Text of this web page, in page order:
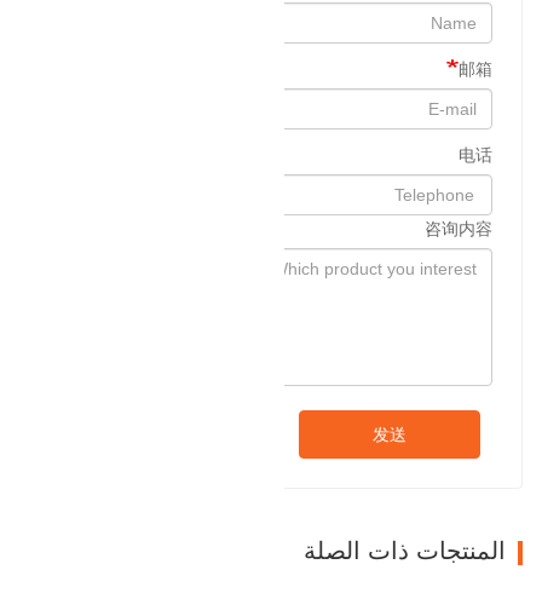
邮箱
电话
咨询内容
发送
المنتجات ذات الصلة